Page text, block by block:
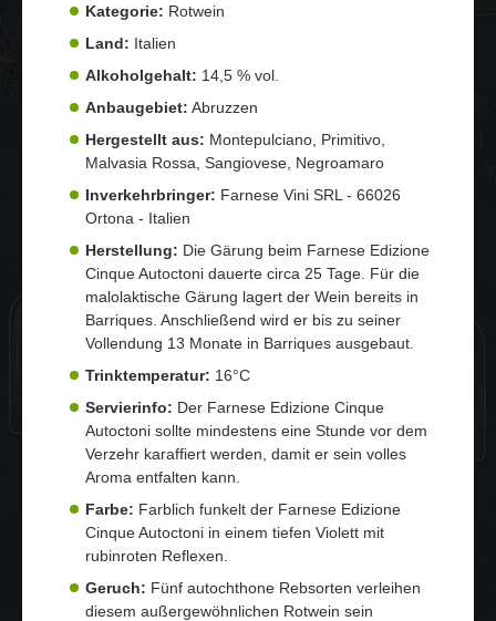
Kategorie: Rotwein
Land: Italien
Alkoholgehalt: 14,5 % vol.
Anbaugebiet: Abruzzen
Hergestellt aus: Montepulciano, Primitivo,
Malvasia Rossa, Sangiovese, Negroamaro
Inverkehrbringer: Farnese Vini SRL - 66026
Ortona - Italien
Herstellung: Die Gärung beim Farnese Edizione
Cinque Autoctoni dauerte circa 25 Tage. Für die
malolaktische Gärung lagert der Wein bereits in
Barriques. Anschließend wird er bis zu seiner
Vollendung 13 Monate in Barriques ausgebaut.
Trinktemperatur: 16°C
Servierinfo: Der Farnese Edizione Cinque
Autoctoni sollte mindestens eine Stunde vor dem
Verzehr karaffiert werden, damit er sein volles
Aroma entfalten kann.
Farbe: Farblich funkelt der Farnese Edizione
Cinque Autoctoni in einem tiefen Violett mit
rubinroten Reflexen.
Geruch: Fünf autochthone Rebsorten verleihen
diesem außergewöhnlichen Rotwein sein